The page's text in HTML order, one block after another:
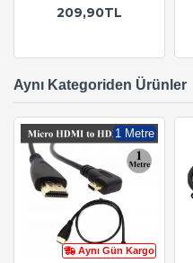
209,90TL
Aynı Kategoriden Ürünler
Aynı Gün Kargo
1 Metre